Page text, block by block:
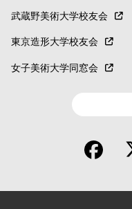
武蔵野美術大学校友会
東京造形大学校友会
女子美術大学同窓会